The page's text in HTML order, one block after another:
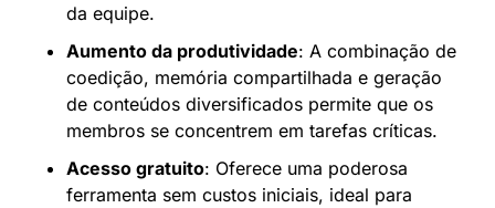
da equipe.
Aumento da produtividade: A combinação de
coedição, memória compartilhada e geração
de conteúdos diversificados permite que os
membros se concentrem em tarefas críticas.
Acesso gratuito: Oferece uma poderosa
ferramenta sem custos iniciais, ideal para